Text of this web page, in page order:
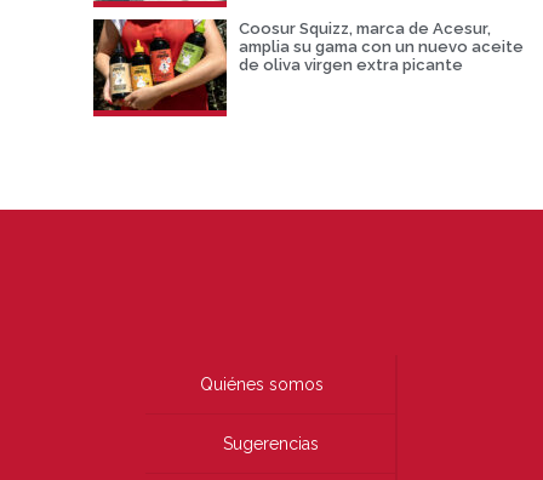
Coosur Squizz, marca de Acesur,
amplia su gama con un nuevo aceite
de oliva virgen extra picante
Quiénes somos
Sugerencias